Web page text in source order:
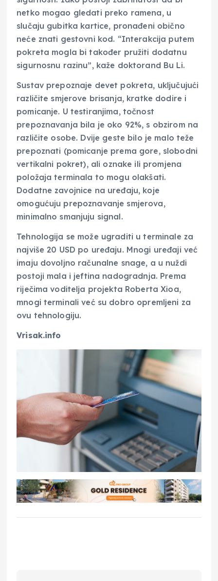
netko mogao gledati preko ramena, u
slučaju gubitka kartice, pronađeni obično
neće znati gestovni kod. “Interakcija putem
pokreta mogla bi također pružiti dodatnu
sigurnosnu razinu”, kaže doktorand Bu Li.
Sustav prepoznaje devet pokreta, uključujući
različite smjerove brisanja, kratke dodire i
pomicanje. U testiranjima, točnost
prepoznavanja bila je oko 92%, s obzirom na
različite osobe. Dvije geste bilo je malo teže
prepoznati (pomicanje prema gore, slobodni
vertikalni pokret), ali oznake ili promjena
položaja terminala to mogu olakšati.
Dodatne zavojnice na uređaju, koje
omogućuju prepoznavanje smjerova,
minimalno smanjuju signal.
Tehnologija se može ugraditi u terminale za
najviše 20 USD po uređaju. Mnogi uređaji već
imaju dovoljno računalne snage, a u nuždi
postoji mala i jeftina nadogradnja. Prema
riječima voditelja projekta Roberta Xioa,
mnogi terminali već su dobro opremljeni za
ovu tehnologiju.
Vrisak.info